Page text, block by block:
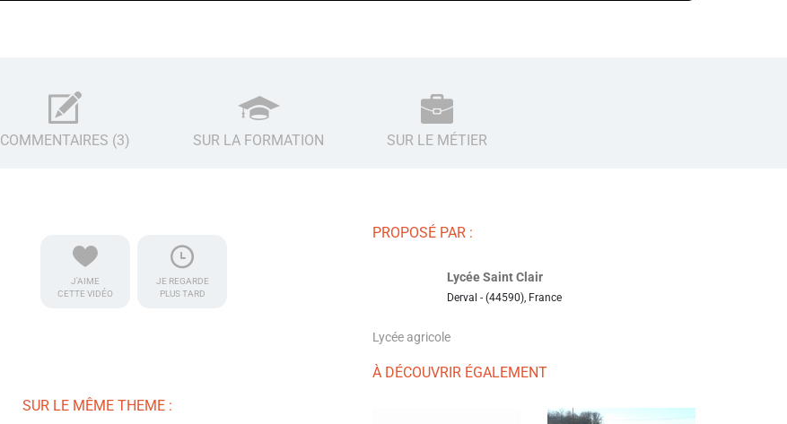
COMMENTAIRES (3) SUR LA FORMATION SUR LE MÉTIER
J'AIME
CETTE VIDÉO
JE REGARDE
PLUS TARD
SUR LE MÊME THEME :
PROPOSÉ PAR :
Lycée Saint Clair
Derval - (44590), France
Lycée agricole
À DÉCOUVRIR ÉGALEMENT